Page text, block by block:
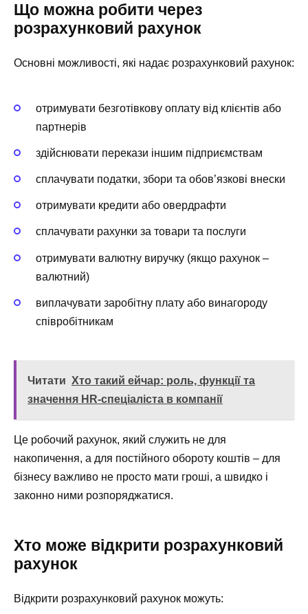
Що можна робити через
розрахунковий рахунок
Основні можливості, які надає розрахунковий рахунок:
отримувати безготівкову оплату від клієнтів або
партнерів
здійснювати перекази іншим підприємствам
сплачувати податки, збори та обов’язкові внески
отримувати кредити або овердрафти
сплачувати рахунки за товари та послуги
отримувати валютну виручку (якщо рахунок –
валютний)
виплачувати заробітну плату або винагороду
співробітникам
Читати Хто такий ейчар: роль, функції та
значення HR-спеціаліста в компанії
Це робочий рахунок, який служить не для
накопичення, а для постійного обороту коштів – для
бізнесу важливо не просто мати гроші, а швидко і
законно ними розпоряджатися.
Хто може відкрити розрахунковий
рахунок
Відкрити розрахунковий рахунок можуть: